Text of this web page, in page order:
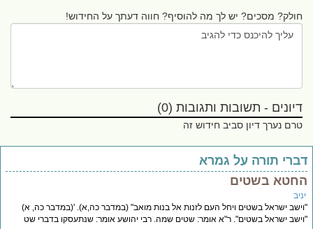
חולק? מסכים? יש לך מה להוסיף? חווה דעתך על החידוש!
דיונים - תשובות ותגובות (0)
טרם נערך דיון סביב חידוש זה
תורה על גמרא
בשטים
ישראל בשטים ויחל העם לזנות אל בנות מואב" (במדבר כה,א). '(במדבר כה, א)
ישראל בשטים". ר"א אומר: שטים שמה. רבי יהושע אומר: שנתעסקו בדברי שט